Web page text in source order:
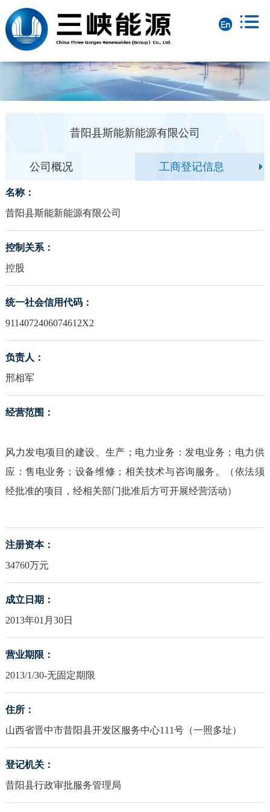
昔阳县斯能新能源有限公司
公司概况 工商登记信息
名称：
昔阳县斯能新能源有限公司
控制关系：
控股
统一社会信用代码：
9114072406074612X2
负责人：
邢相军
经营范围：
风力发电项目的建设、生产；电力业务：发电业务；电力供
应：售电业务；设备维修；相关技术与咨询服务。（依法须
经批准的项目，经相关部门批准后方可开展经营活动）
注册资本：
34760万元
成立日期：
2013年01月30日
营业期限：
2013/1/30-无固定期限
住所：
山西省晋中市昔阳县开发区服务中心111号（一照多址）
登记机关：
昔阳县行政审批服务管理局